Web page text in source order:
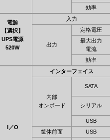
効率
電源
【選択】
UPS電源
520W
入力
出力
定格電圧
最大出力
電流
効率
I／O
インターフェイス
内部
オンボード
SATA
シリアル
USB
筐体前面
USB